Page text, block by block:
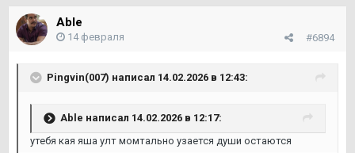
Able
#6894
14 февраля
Pingvin(007) написал 14.02.2026 в 12:43:
Able написал 14.02.2026 в 12:17:
утебя кая яша улт момтально узается души остаются